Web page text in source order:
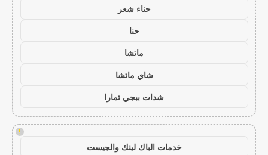
حناء شعر
حنا
ماتشا
شاي ماتشا
شدات ببجي تمارا
!
خدمات الباك لينك والجيست